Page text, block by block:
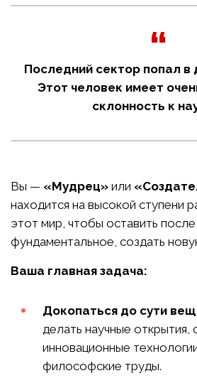
Последний сектор попал в
Этот человек имеет
склонность к
Вы — «Мудрец» или
находится на высокой ступени
этот мир, чтобы оставить
фундаментальное, создать
Ваша главная задача:
Докопаться до сути
делать научные открытия,
инновационные
философские труды.